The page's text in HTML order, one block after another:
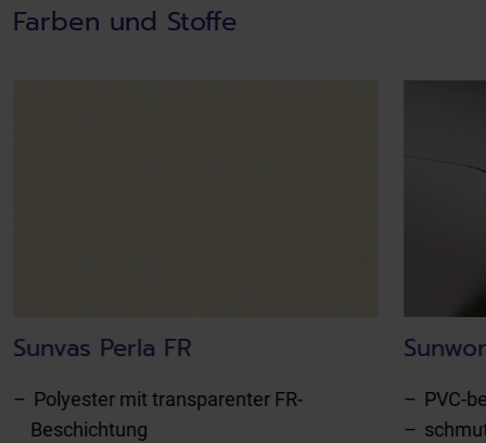
Farben und Stoffe
Sunvas Perla FR
Polyester mit transparenter FR-
Beschichtung
PVC-